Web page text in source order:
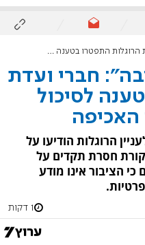
לסיכול עבודתם מצד גורמי האכיפה
חברי ועדת
לסיכול
האכיפה
הרוגלות הודיעו על
חסרת תקדים על
הציבור אינו מודע
1 דקות